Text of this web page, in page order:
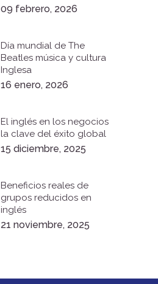
09 febrero, 2026
Día mundial de The
Beatles música y cultura
Inglesa
16 enero, 2026
El inglés en los negocios
la clave del éxito global
15 diciembre, 2025
Beneficios reales de
grupos reducidos en
inglés
21 noviembre, 2025